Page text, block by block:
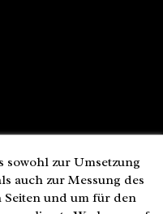
sowohl zur Umsetzung
auch zur Messung des
und um für den